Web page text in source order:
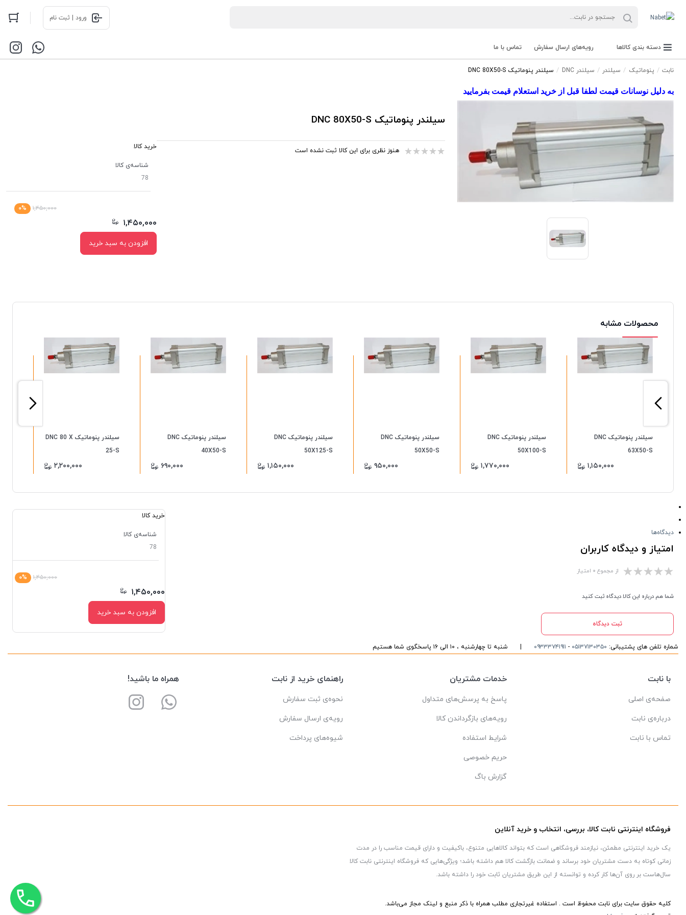
ورود | ثبت نام
دسته بندی کالاها رویه‌های ارسال سفارش تماس با ما
نابت پنوماتیک سیلندر سیلندر DNC سیلندر پنوماتیک DNC 80X50-S
به دلیل نوسانات قیمت لطفا قبل از خرید استعلام قیمت بفرمایید
سیلندر پنوماتیک DNC 80X50-S
هنوز نظری برای این کالا ثبت نشده است
خرید کالا
شناسه‌ی کالا
78
۱,۴۵۰,۰۰۰ ۰%
۱,۴۵۰,۰۰۰
افزودن به سبد خرید
محصولات مشابه
سیلندر پنوماتیک DNC
63X50-S
۱,۱۵۰,۰۰۰
سیلندر پنوماتیک DNC
50X100-S
۱,۷۷۰,۰۰۰
سیلندر پنوماتیک DNC
50X50-S
۹۵۰,۰۰۰
سیلندر پنوماتیک DNC
50X125-S
۱,۱۵۰,۰۰۰
سیلندر پنوماتیک DNC
40X50-S
۶۹۰,۰۰۰
سیلندر پنوماتیک DNC 80 X
25-S
۲,۲۰۰,۰۰۰
دیدگاه‌ها
امتیاز و دیدگاه کاربران
از مجموع ۰ امتیاز
شما هم درباره این کالا دیدگاه ثبت کنید
ثبت دیدگاه
خرید کالا
شناسه‌ی کالا
78
۱,۴۵۰,۰۰۰ ۰%
۱,۴۵۰,۰۰۰
افزودن به سبد خرید
شماره تلفن های پشتیبانی: ۰۵۱۳۷۱۳۰۳۵۰ - ۰۹۳۳۳۷۴۱۹۱۱ شنبه تا چهارشنبه ، ۱۰ الی ۱۶ پاسخگوی شما هستیم
با نابت
صفحه‌ی اصلی
درباره‌ی نابت
تماس با نابت
خدمات مشتریان
پاسخ به پرسش‌های متداول
رویه‌های بازگرداندن کالا
شرایط استفاده
حریم خصوصی
گزارش باگ
راهنمای خرید از نابت
نحوه‌ی ثبت سفارش
رویه‌ی ارسال سفارش
شیوه‌های پرداخت
همراه ما باشید!
فروشگاه اینترنتی نابت کالا، بررسی، انتخاب و خرید آنلاین
یک خرید اینترنتی مطمئن، نیازمند فروشگاهی است که بتواند کالاهایی متنوع، باکیفیت و دارای قیمت مناسب را در مدت
زمانی کوتاه به دست مشتریان خود برساند و ضمانت بازگشت کالا هم داشته باشد؛ ویژگی‌هایی که فروشگاه اینترنتی نابت کالا
سال‌هاست بر روی آن‌ها کار کرده و توانسته از این طریق مشتریان ثابت خود را داشته باشد.
کلیه حقوق سایت برای نابت محفوظ است . استفاده غیرتجاری مطلب همراه با ذکر منبع و لینک مجاز می‌باشد.